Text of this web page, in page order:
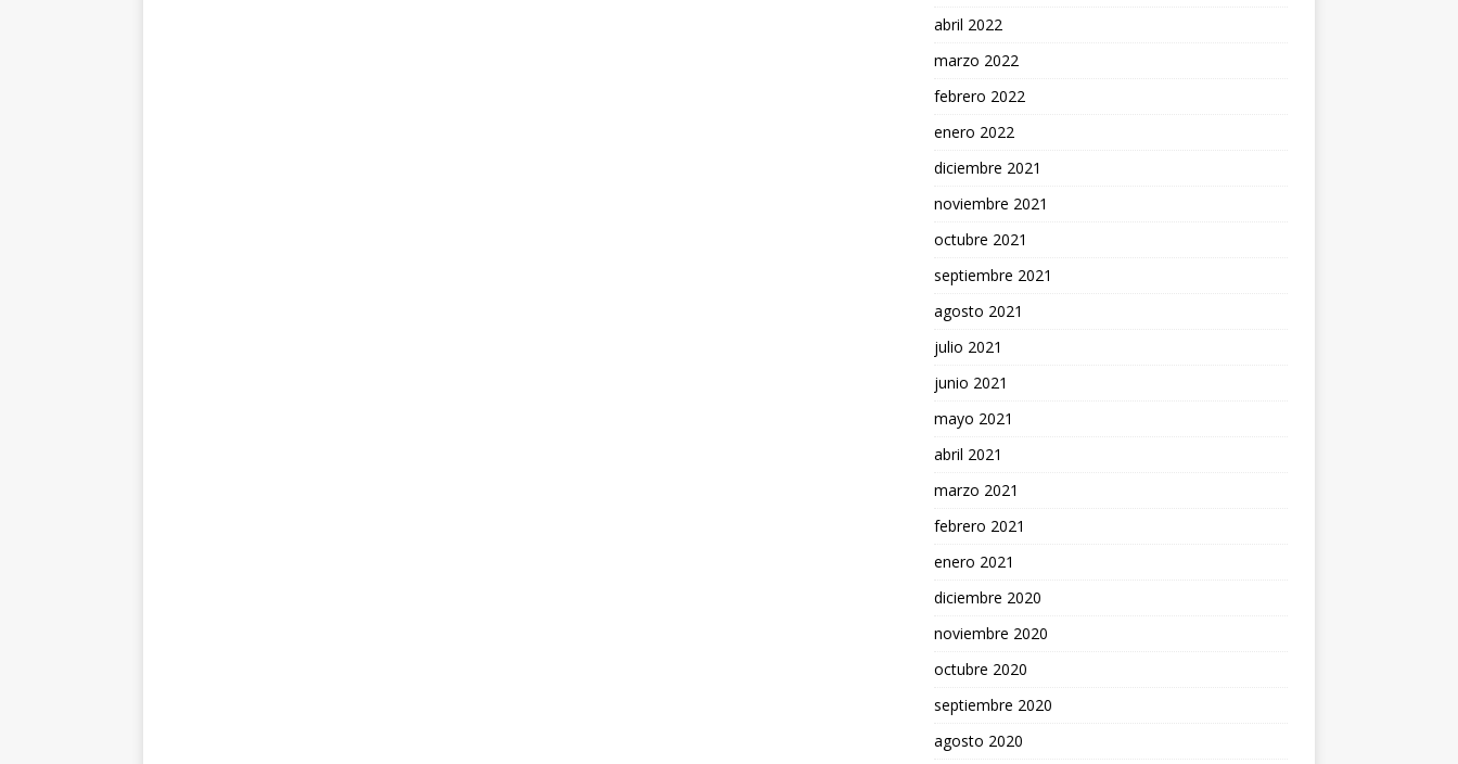
abril 2022
marzo 2022
febrero 2022
enero 2022
diciembre 2021
noviembre 2021
octubre 2021
septiembre 2021
agosto 2021
julio 2021
junio 2021
mayo 2021
abril 2021
marzo 2021
febrero 2021
enero 2021
diciembre 2020
noviembre 2020
octubre 2020
septiembre 2020
agosto 2020